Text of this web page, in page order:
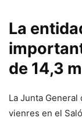
La
de 14,3
La Junta
vienres en el